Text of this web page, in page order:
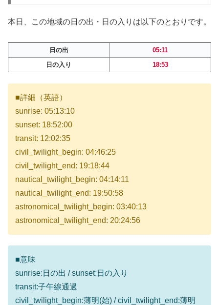
本日、この地域の日の出・日の入りは以下のとおりです。
日の出
05:11
日の入り
18:53
■詳細（英語）
sunrise: 05:13:10
sunset: 18:52:00
transit: 12:02:35
civil_twilight_begin: 04:46:25
civil_twilight_end: 19:18:44
nautical_twilight_begin: 04:14:11
nautical_twilight_end: 19:50:58
astronomical_twilight_begin: 03:40:13
astronomical_twilight_end: 20:24:56
■意味
sunrise:日の出 / sunset:日の入り
transit:子午線通過
civil_twilight_begin:薄明(始) / civil_twilight_end:薄明